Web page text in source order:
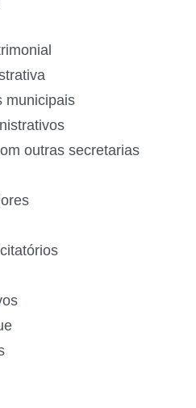
municipais
outras secretarias